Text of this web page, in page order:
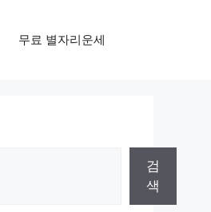
무료 별자리운세
검
색